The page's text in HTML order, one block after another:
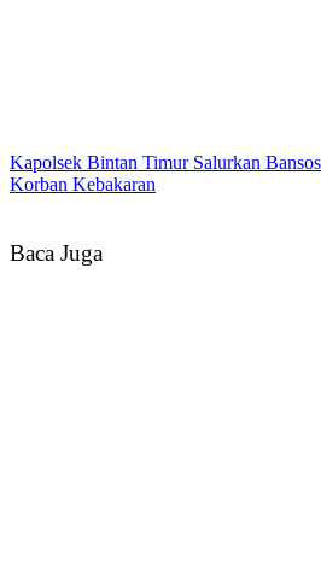
Kapolsek Bintan Timur Salurkan
Korban Kebakaran
Baca Juga